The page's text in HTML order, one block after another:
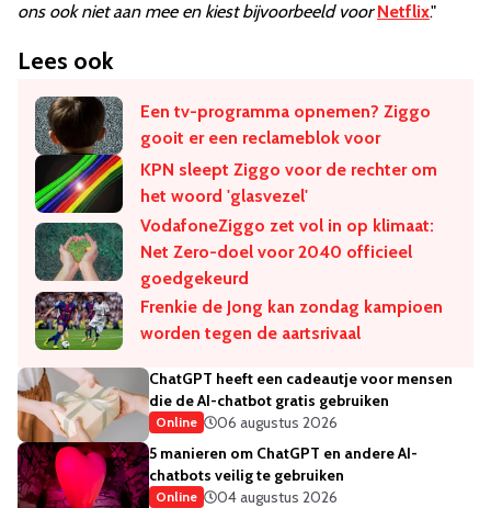
ons ook niet aan mee en kiest bijvoorbeeld voorNetflix."
Lees ook
Een tv-programma opnemen? Ziggo
gooit er een reclameblok voor
KPN sleept Ziggo voor de rechter om
het woord 'glasvezel'
VodafoneZiggo zet vol in op klimaat:
Net Zero-doel voor 2040 officieel
goedgekeurd
Frenkie de Jong kan zondag kampioen
worden tegen de aartsrivaal
ChatGPT heeft een cadeautje voor mensen
die de AI-chatbot gratis gebruiken
Online
06 augustus 2026
5 manieren om ChatGPT en andere AI-
chatbots veilig te gebruiken
Online
04 augustus 2026